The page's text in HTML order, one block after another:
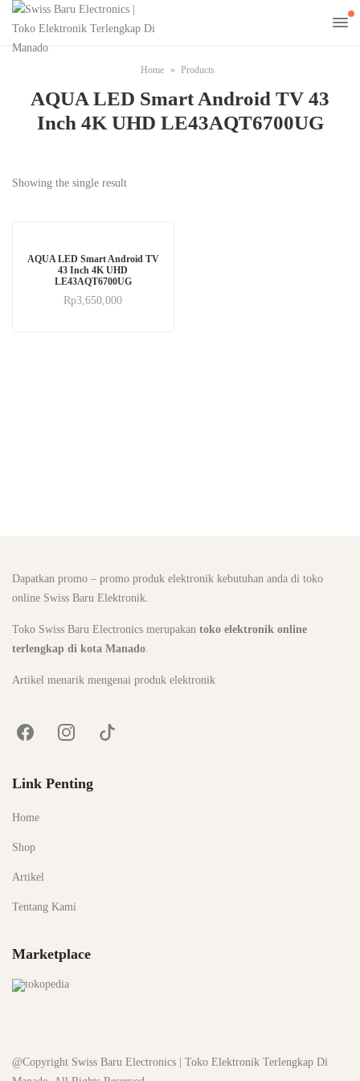
Home Products
AQUA LED Smart Android TV 43
Inch 4K UHD LE43AQT6700UG
Showing the single result
AQUA LED Smart Android TV
43 Inch 4K UHD
LE43AQT6700UG
Rp3,650,000
Dapatkan promo – promo produk elektronik kebutuhan anda di toko
online Swiss Baru Elektronik.
Toko Swiss Baru Electronics merupakan toko elektronik online
terlengkap di kota Manado.
Artikel menarik mengenai produk elektronik
Link Penting
Home
Shop
Artikel
Tentang Kami
Marketplace
@Copyright Swiss Baru Electronics | Toko Elektronik Terlengkap Di